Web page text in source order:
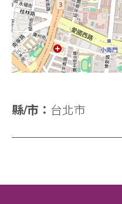
縣/市： 台北市